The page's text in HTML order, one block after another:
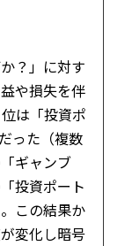
？」に対す
や損失を伴
は「投資ポ
った（複数
ギャンブ
投資ポート
この結果か
変化し暗号